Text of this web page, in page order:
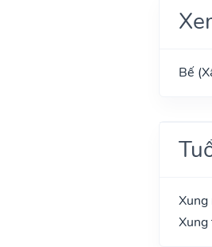
Bế
Xung
Xung